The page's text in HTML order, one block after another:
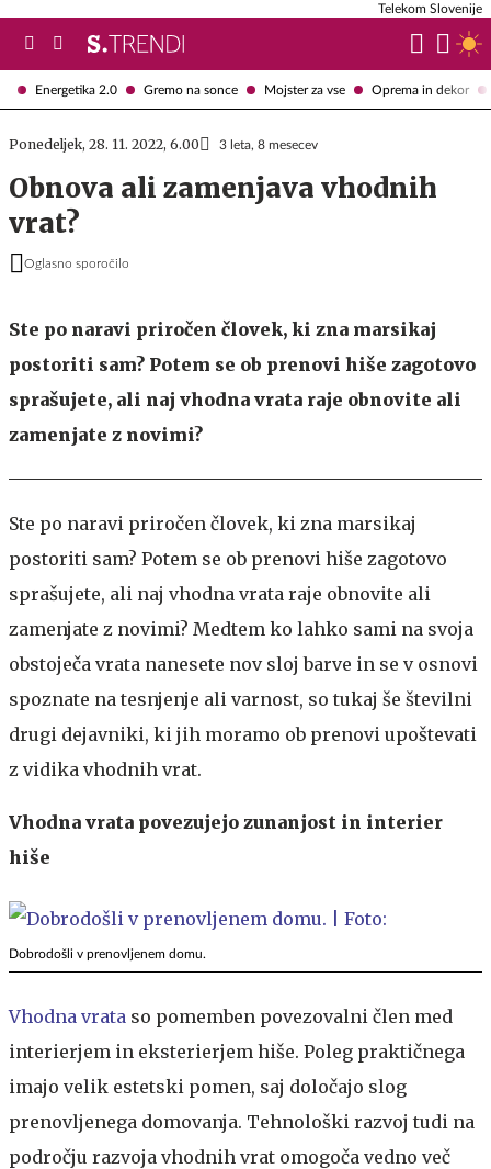
Energetika 2.0 Gremo na sonce Mojster za vse Oprema in dekor
Telekom Slovenije
Ponedeljek, 28. 11. 2022, 6.00 3 leta, 8 mesecev
Obnova ali zamenjava vhodnih
vrat?
Oglasno sporočilo
Ste po naravi priročen človek, ki zna marsikaj
postoriti sam? Potem se ob prenovi hiše zagotovo
sprašujete, ali naj vhodna vrata raje obnovite ali
zamenjate z novimi?
Ste po naravi priročen človek, ki zna marsikaj
postoriti sam? Potem se ob prenovi hiše zagotovo
sprašujete, ali naj vhodna vrata raje obnovite ali
zamenjate z novimi? Medtem ko lahko sami na svoja
obstoječa vrata nanesete nov sloj barve in se v osnovi
spoznate na tesnjenje ali varnost, so tukaj še številni
drugi dejavniki, ki jih moramo ob prenovi upoštevati
z vidika vhodnih vrat.
Vhodna vrata povezujejo zunanjost in interier
hiše
Dobrodošli v prenovljenem domu.
Vhodna vrata so pomemben povezovalni člen med
interierjem in eksterierjem hiše. Poleg praktičnega
imajo velik estetski pomen, saj določajo slog
prenovljenega domovanja. Tehnološki razvoj tudi na
področju razvoja vhodnih vrat omogoča vedno več